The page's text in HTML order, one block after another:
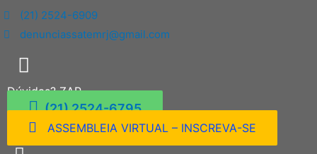
(21) 2524-6909
denunciassatemrj@gmail.com
Dúvidas? ZAP
(21) 2524-6795
ASSEMBLEIA VIRTUAL – INSCREVA-SE